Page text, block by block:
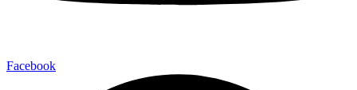
Facebook